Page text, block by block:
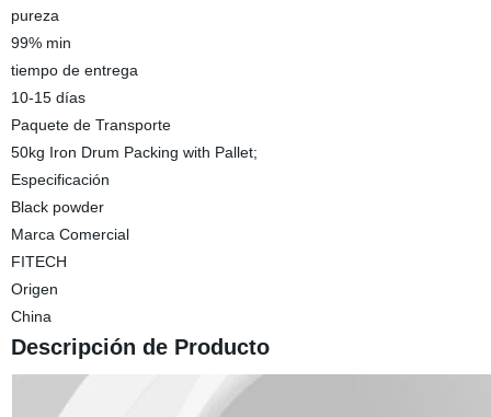
pureza
99% min
tiempo de entrega
10-15 días
Paquete de Transporte
50kg Iron Drum Packing with Pallet;
Especificación
Black powder
Marca Comercial
FITECH
Origen
China
Descripción de Producto